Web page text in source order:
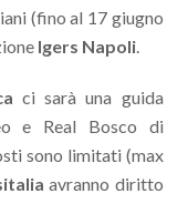
(fino al 17 giugno
Igers Napoli
ci sarà una guida
e Real Bosco di
sono limitati (max
avranno diritto